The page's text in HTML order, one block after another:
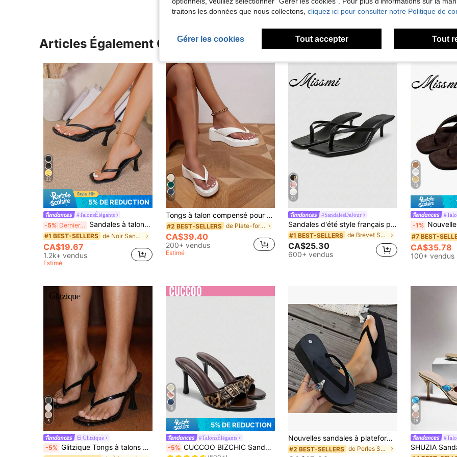
Articles Également Consultés
22
5% DE RÉDUCTION
#TalonsÉlégants
-5% Derniers 3 jours Sandales à talons hauts pour femmes, sandales à talons fins style fée d'été, sandales à brides croisées pour plage, vacances, mode, soirée en amoureux
#1 BEST-SELLERS de Noir Sandales pour femmes
CA$19.67
1.2k+ vendus
Estimé
11
Tongs à talon compensé pour femmes, mode et décontractées, d'été
#2 BEST-SELLERS de Plate-forme Sandales pour femmes
CA$39.40
200+ vendus
Estimé
23
#SandalesDeJour
Sandales d'été style français pour femmes, nouvelles sandales à talon fin et haut avec bride arrière, mules à talon chaton et bride entre-orteils
#1 BEST-SELLERS de Brevet Sandales pour femmes
CA$25.30
600+ vendus
13
-1% Nouvelles sandales tongs à talon
#7 BEST-
CA$35.78
100+ vendus
5
Glitzique
-5% Glitzique Tongs à talons hauts classiques pour femmes, sangle croisée en cuir verni noir minimaliste, convient pour le bureau, l'été. Design à bout carré, semelle en caoutchouc, luxe discret
16
5% DE RÉDUCTION
#TalonsÉlégants
-5% CUCCOO BIZCHIC Sandales mules à talons hauts confortables pour femmes avec imprimé léopard marron et décoration boucle dorée, bout rond style rétro
#1 BEST-SELLERS
(500+)
Nouvelles sandales à plateforme et talon compensé à la mode pour femmes, tongs, tenues printemps-été
#2 BEST-SELLERS de Perles Sandales pour femmes
28
traitons les données que nous collectons, cliquez ici pour consulter notre Politique de
Gérer les cookies Tout accepter Tout